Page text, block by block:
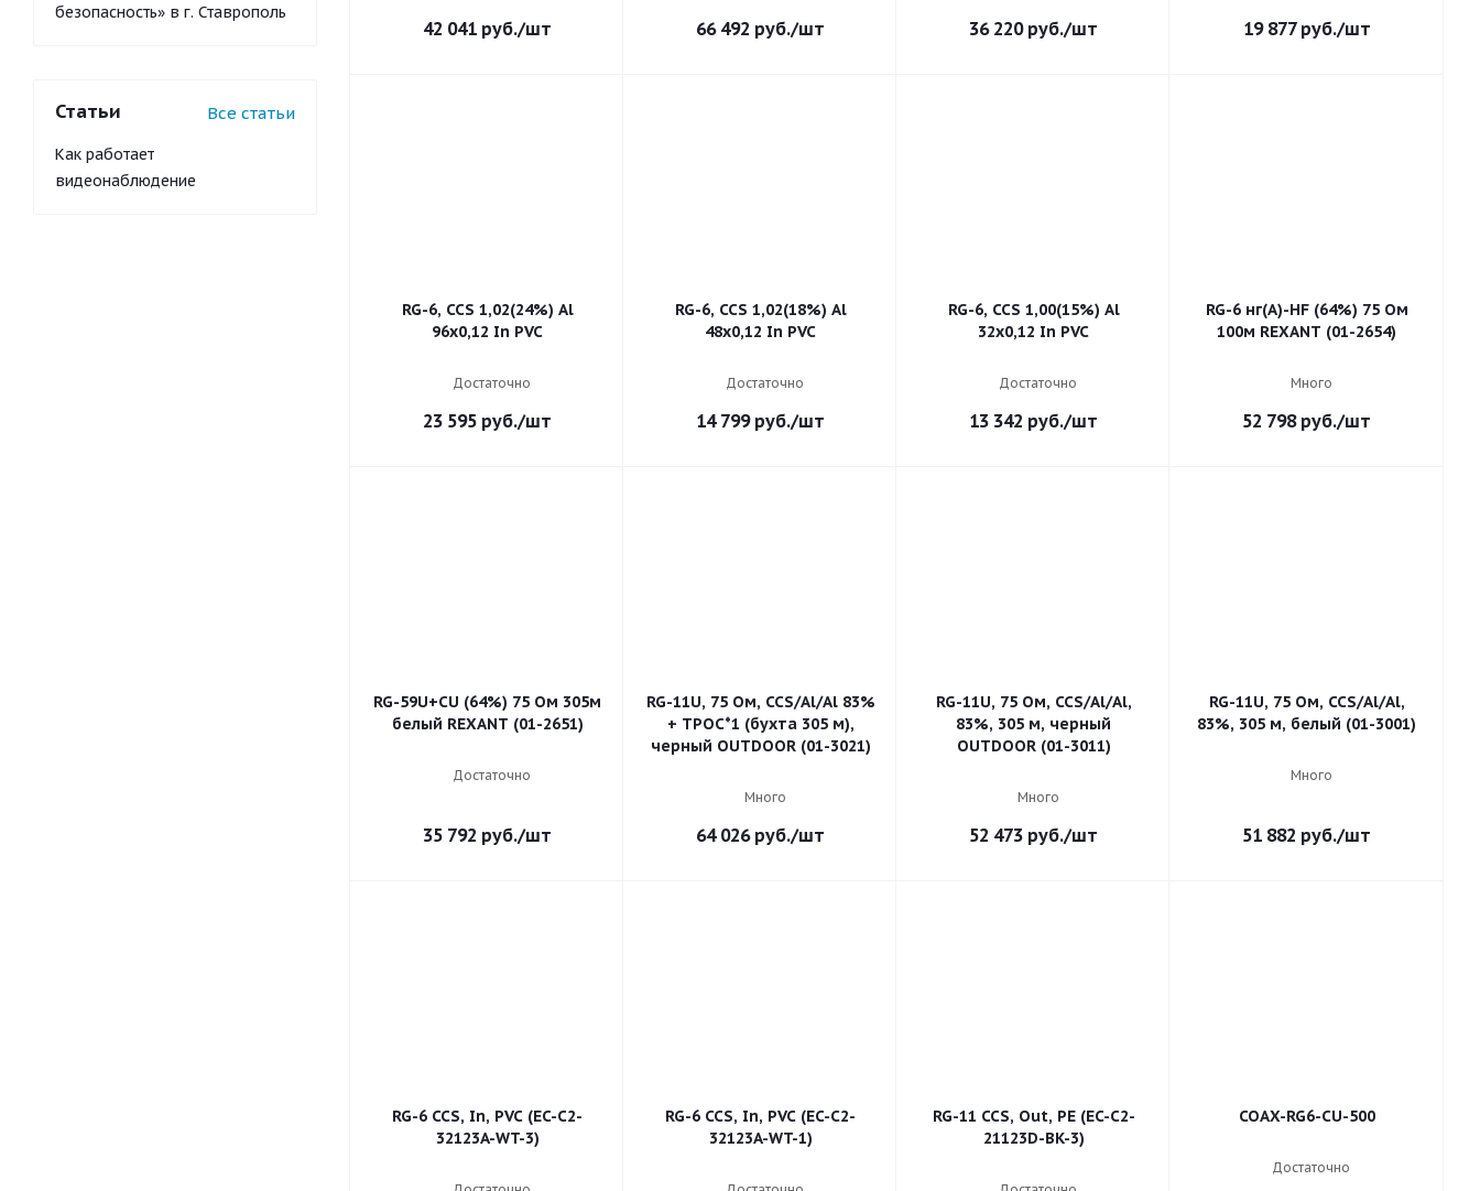
42 041 руб./шт 66 492 руб./шт 36 220руб./шт 19 877руб./шт
RG-6, CCS 1,02(24%) Al
96х0,12 In PVC
Достаточно
23 595 руб./шт
RG-6, CCS 1,02(18%) Al
48х0,12 In PVC
Достаточно
14 799руб./шт
RG-6, CCS 1,00(15%) Al
32х0,12 In PVC
Достаточно
13 342 руб./шт
RG-6 нг(А)-HF (64%) 75 Ом
100м REXANT (01-2654)
Много
52 798руб./шт
RG-59U+CU (64%) 75 Ом 305м
белый REXANT (01-2651)
Достаточно
35 792 руб./шт
RG-11U, 75 Ом, CCS/Al/Al 83%
+ ТРОС*1 (бухта 305 м),
черный OUTDOOR (01-3021)
Много
64 026руб./шт
RG-11U, 75 Ом, CCS/Al/Al,
83%, 305 м, черный
OUTDOOR (01-3011)
Много
52 473 руб./шт
RG-11U, 75 Ом, CCS/Al/Al,
83%, 305 м, белый (01-3001)
Много
51 882 руб./шт
RG-6 CCS, In, PVC (EC-C2-
32123A-WT-3)
RG-6 CCS, In, PVC (EC-C2-
32123A-WT-1)
RG-11 CCS, Out, PE (EC-C2-
21123D-BK-3)
COAX-RG6-CU-500
Достаточно
безопасность» в г. Ставрополь
Статьи Все статьи
Как работает
видеонаблюдение